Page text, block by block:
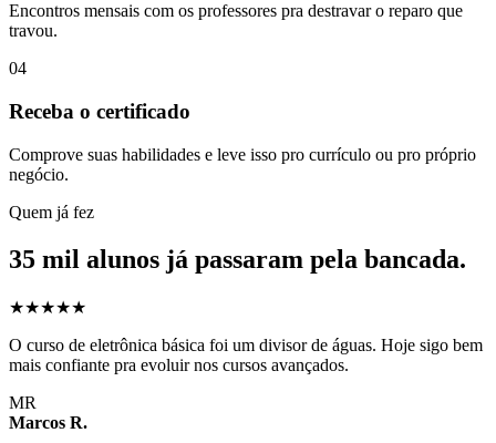
Encontros mensais com os professores pra destravar o reparo que
travou.
04
Receba o certificado
Comprove suas habilidades e leve isso pro currículo ou pro próprio
negócio.
Quem já fez
35 mil alunos já passaram pela bancada.
★★★★★
O curso de eletrônica básica foi um divisor de águas. Hoje sigo bem
mais confiante pra evoluir nos cursos avançados.
MR
Marcos R.